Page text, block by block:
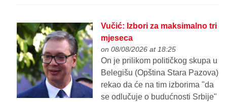
Vučić: Izbori za maksimalno tri
mjeseca
on 08/08/2026 at 18:25
On je prilikom političkog skupa u
Belegišu (Opština Stara Pazova)
rekao da će na tim izborima "da
se odlučuje o budućnosti Srbije"